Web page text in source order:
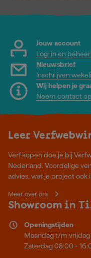
Jouw account
Log-in en
Nieuwsbrief
Inschrijven
Wij helpen je
Neem contact
Leer
Verf kopen doe je bij
Nederland. Voordelige
advies, wat je project ook
Meer over ons
Showroom in
Openingstijden
Maandag t/m
Zaterdag 08:00 -